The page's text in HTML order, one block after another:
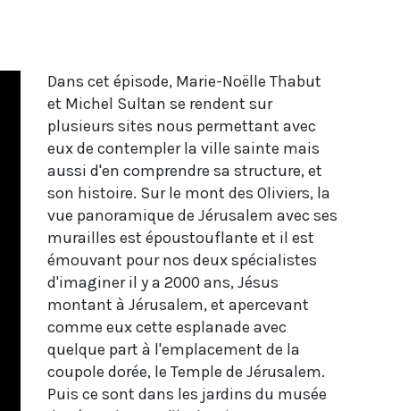
Dans cet épisode, Marie-Noëlle Thabut
et Michel Sultan se rendent sur
plusieurs sites nous permettant avec
eux de contempler la ville sainte mais
aussi d'en comprendre sa structure, et
son histoire. Sur le mont des Oliviers, la
vue panoramique de Jérusalem avec ses
murailles est époustouflante et il est
émouvant pour nos deux spécialistes
d'imaginer il y a 2000 ans, Jésus
montant à Jérusalem, et apercevant
comme eux cette esplanade avec
quelque part à l'emplacement de la
coupole dorée, le Temple de Jérusalem.
Puis ce sont dans les jardins du musée